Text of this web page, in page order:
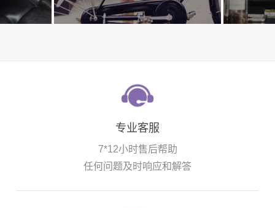
专业客服
7*12小时售后帮助
任何问题及时响应和解答